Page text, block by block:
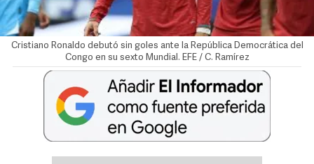
Cristiano Ronaldo debutó sin goles ante la República Democrática del
Congo en su sexto Mundial. EFE / C. Ramírez